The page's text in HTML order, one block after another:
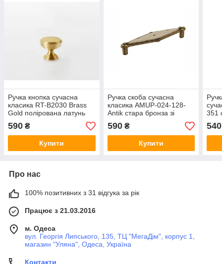
Ручка кнопка сучасна
класика RT-B2030 Brass
Gold полірована латунь
590 ₴
Купити
Ручка скоба сучасна
класика AMUP-024-128-
Antik стара бронза зі
590₴
Купити
351
540
Про нас
100% позитивних з 31 відгука за рік
Працює з 21.03.2016
м. Одеса
вул. Георгія Липського, 135, ТЦ "МегаДім", корпус 1,
магазин "Уляна", Одеса, Україна
Контакти